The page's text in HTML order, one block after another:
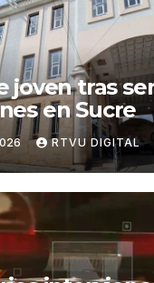
joven tras
en Sucre
RTVU DIGITAL